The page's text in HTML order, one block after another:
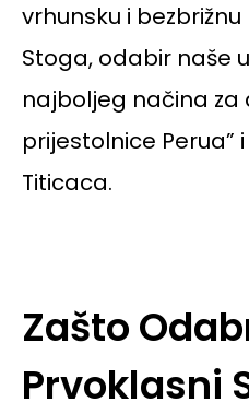
vrhunsku i
Stoga, odabir naše
najboljeg načina za
prijestolnice Perua”
Titicaca.
Zašto
Prvoklasni